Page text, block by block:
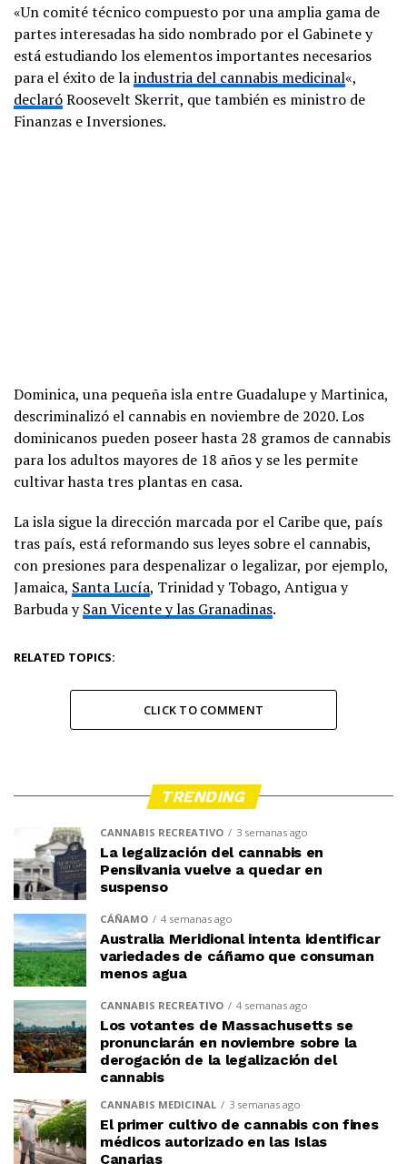
«Un comité técnico compuesto por una amplia gama de
partes interesadas ha sido nombrado por el Gabinete y
está estudiando los elementos importantes necesarios
para el éxito de laindustria del cannabis medicinal«,
declaróRoosevelt Skerrit, que también es ministro de
Finanzas e Inversiones.
Dominica, una pequeña isla entre Guadalupe y Martinica,
descriminalizó el cannabis en noviembre de 2020. Los
dominicanos pueden poseer hasta 28 gramos de cannabis
para los adultos mayores de 18 años y se les permite
cultivar hasta tres plantas en casa.
La isla sigue la dirección marcada por el Caribe que, país
tras país, está reformando sus leyes sobre el cannabis,
con presiones para despenalizar o legalizar, por ejemplo,
Jamaica, Santa Lucía, Trinidad y Tobago, Antigua y
Barbuda ySan Vicente y las Granadinas.
RELATED TOPICS:
CLICK TO COMMENT
TRENDING
CANNABIS RECREATIVO 3 semanas ago
La legalización del cannabis en
Pensilvania vuelve a quedar en
suspenso
CÁÑAMO 4 semanas ago
Australia Meridional intenta identificar
variedades de cáñamo que consuman
menos agua
CANNABIS RECREATIVO 4 semanas ago
Los votantes de Massachusetts se
pronunciarán en noviembre sobre la
derogación de la legalización del
cannabis
CANNABIS MEDICINAL 3 semanas ago
El primer cultivo de cannabis con fines
médicos autorizado en las Islas
Canarias